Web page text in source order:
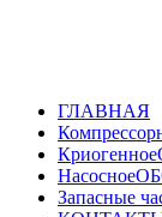
ГЛАВНАЯ
Криогенное
Насосное
Запасные